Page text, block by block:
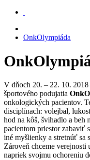
OnkOlympiáda
V dňoch 20. – 22. 10.
športového podujatia
onkologických pacientov.
disciplínach: volejbal,
hod na kôš, švihadlo a beh
pacientom priestor zabaviť
iné myšlienky a stretnúť
Zároveň chceme
napriek svojmu ochoreniu